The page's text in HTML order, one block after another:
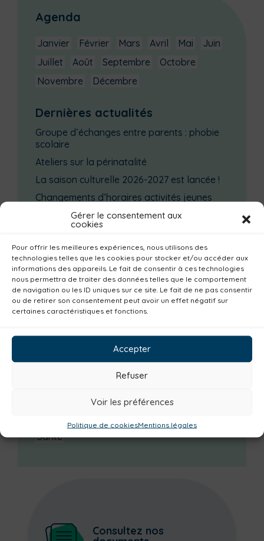
Gérer le consentement aux
cookies
Pour offrir les meilleures expériences, nous utilisons des
technologies telles que les cookies pour stocker et/ou accéder aux
informations des appareils. Le fait de consentir à ces technologies
nous permettra de traiter des données telles que le comportement
de navigation ou les ID uniques sur ce site. Le fait de ne pas consentir
ou de retirer son consentement peut avoir un effet négatif sur
certaines caractéristiques et fonctions.
Accepter
Refuser
Voir les préférences
Politique de cookiesMentions légales
Agenda
Janvier Février Mars Avril Mai
Juin
Juillet
Août Septembre
Octobre
Novembre
Décembre
Dernières actualités
Groupe d’échanges entre parents : phobie
scolaire
Ateliers sur la périnatalité
La saison culturelle 2026-2027 est lancée !
Changements d’horaires activités jeunes
Enquête publique
Catégories actualités / agenda
Plan climat Alimentation
Habitat
Economie
Jeunesse Sport
Emploi
Communes
Consommer local
Bibliothèques
Déchèteries
Familles
Culture
Non classé
Tourisme
Centre aquatique
Santé
Consultez nos